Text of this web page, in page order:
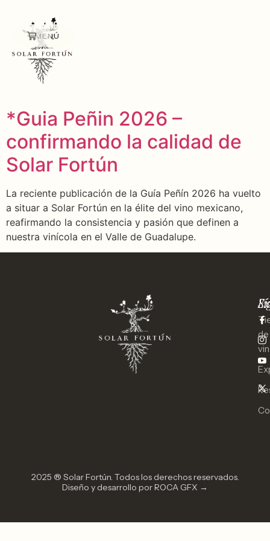
MENÚ
*Guia Peñin 2026 –
confirmando la calidad de
Solar Fortún
La reciente publicación de la Guía Peñín 2026 ha vuelto
a situar a Solar Fortún en la élite del vino mexicano,
reafirmando la consistencia y pasión que definen a
nuestra vinícola en el Valle de Guadalupe.
de
2025 ® Solar Fortún. Todos los derechos reservados.
Diseño y desarrollo por ROCA GFX →